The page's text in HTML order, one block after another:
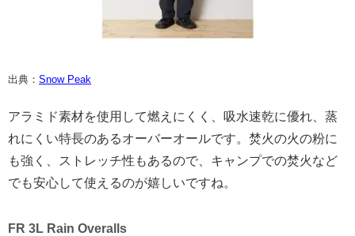
出典： Snow Peak
アラミド素材を使用して燃えにくく、吸水速乾に優れ、蒸
れにくい特長のあるオーバーオールです。焚火の火の粉に
も強く、ストレッチ性もあるので、キャンプでの焚火など
でも安心して使えるのが嬉しいですね。
FR 3L Rain Overalls